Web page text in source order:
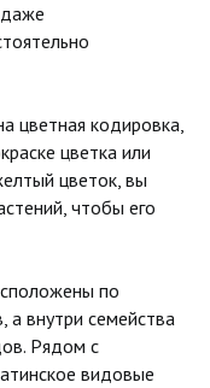
цветная кодировка,
цветка или
цветок, вы
чтобы его
по
а внутри семейства
Рядом с
видовые